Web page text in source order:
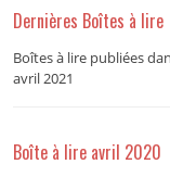
Dernières Boîtes à lire
Boîtes à lire publiées
avril 2021
Boîte à lire avril 2020